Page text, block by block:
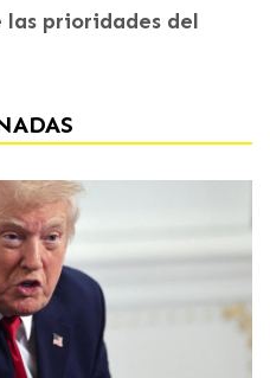
las prioridades del